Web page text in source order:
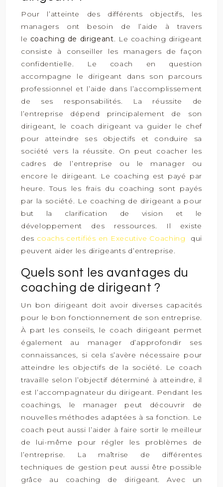
Pour l’atteinte des différents objectifs, les
managers ont besoin de l’aide à travers
le coaching de dirigeant. Le coaching dirigeant
consiste à conseiller les managers de façon
confidentielle. Le coach en question
accompagne le dirigeant dans son parcours
professionnel et l’aide dans l’accomplissement
de ses responsabilités. La réussite de
l’entreprise dépend principalement de son
dirigeant, le coach dirigeant va guider le chef
pour atteindre ses objectifs et conduire sa
société vers la réussite. On peut coacher les
cadres de l’entreprise ou le manager ou
encore le dirigeant. Le coaching est payé par
heure. Tous les frais du coaching sont payés
par la société. Le coaching de dirigeant a pour
but la clarification de vision et le
développement des ressources. Il existe
des coachs certifiés en Executive Coaching
qui
peuvent aider les dirigeants d’entreprise.
Quels sont les avantages du
coaching de dirigeant ?
Un bon dirigeant doit avoir diverses capacités
pour le bon fonctionnement de son entreprise.
À part les conseils, le coach dirigeant permet
également au manager d’approfondir ses
connaissances, si cela s’avère nécessaire pour
atteindre les objectifs de la société. Le coach
travaille selon l’objectif déterminé à atteindre, il
est l’accompagnateur du dirigeant. Pendant les
coachings, le manager peut découvrir de
nouvelles méthodes adaptées à sa fonction. Le
coach peut aussi l’aider à faire sortir le meilleur
de lui-même pour régler les problèmes de
l’entreprise. La maîtrise de différentes
techniques de gestion peut aussi être possible
grâce au coaching de dirigeant. Avec un